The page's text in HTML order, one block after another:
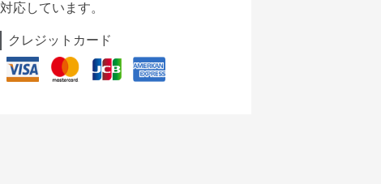
対応しています。
クレジットカード